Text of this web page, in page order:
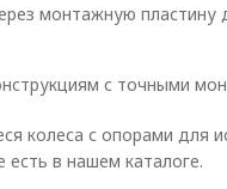
монтажную
с точными
колеса с опорами для
в нашем каталоге.